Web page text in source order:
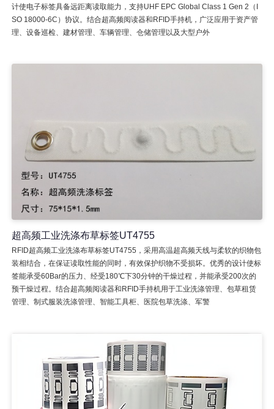
计使电子标签具备远距离读取能力，支持UHF EPC Global Class 1 Gen 2（I
SO 18000-6C）协议。结合超高频阅读器和RFID手持机，广泛应用于资产管
理、设备巡检、建材管理、车辆管理、仓储管理以及大型户外
超高频工业洗涤布草标签UT4755
RFID超高频工业洗涤布草标签UT4755，采用高温超高频天线与柔软的织物包
装相结合，在保证读取性能的同时，有效保护织物不受损坏。优秀的设计使标
签能承受60Bar的压力、经受180℃下30分钟的干燥过程，并能承受200次的
预干燥过程。结合超高频阅读器和RFID手持机用于工业洗涤管理、包草租赁
管理、制式服装洗涤管理、智能工具柜、医院包草洗涤、军警